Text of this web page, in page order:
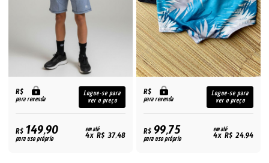
R$
para revenda
Logue-se para
ver o preço
R$149,90
para uso próprio
em até
4x R$ 37,48
R$
para revenda
Logue-se para
ver o preço
R$99,75
para uso próprio
em até
4x R$ 24,94